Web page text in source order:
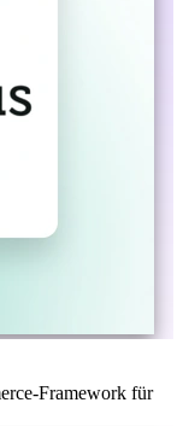
Framework für